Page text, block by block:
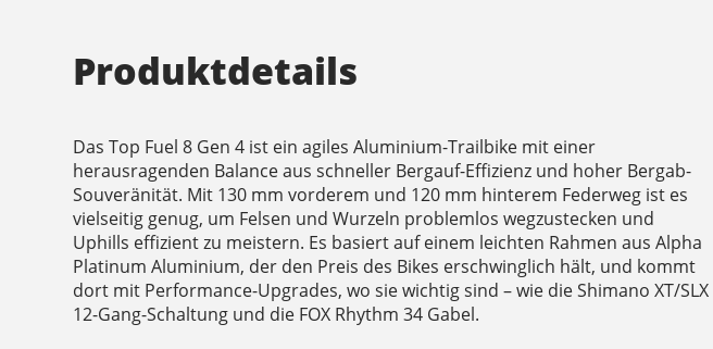
Produktdetails
Das Top Fuel 8 Gen 4 ist ein agiles Aluminium-Trailbike mit einer
herausragenden Balance aus schneller Bergauf-Effizienz und hoher Bergab-
Souveränität. Mit 130 mm vorderem und 120 mm hinterem Federweg ist es
vielseitig genug, um Felsen und Wurzeln problemlos wegzustecken und
Uphills effizient zu meistern. Es basiert auf einem leichten Rahmen aus Alpha
Platinum Aluminium, der den Preis des Bikes erschwinglich hält, und kommt
dort mit Performance-Upgrades, wo sie wichtig sind – wie die Shimano XT/SLX
12-Gang-Schaltung und die FOX Rhythm 34 Gabel.